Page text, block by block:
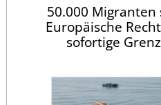
50.000
Europäische
sofortige